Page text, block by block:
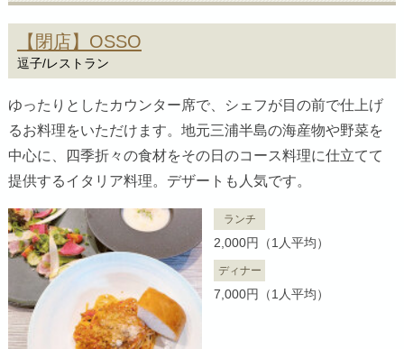
【閉店】OSSO
逗子/レストラン
ゆったりとしたカウンター席で、シェフが目の前で仕上げ
るお料理をいただけます。地元三浦半島の海産物や野菜を
中心に、四季折々の食材をその日のコース料理に仕立てて
提供するイタリア料理。デザートも人気です。
ランチ
2,000円（1人平均）
ディナー
7,000円（1人平均）